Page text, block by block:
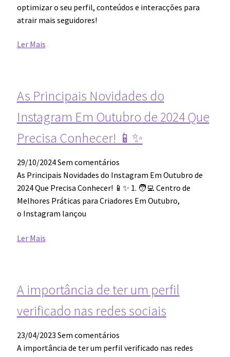
optimizar o seu perfil, conteúdos e interacções para
atrair mais seguidores!
Ler Mais
As Principais Novidades do
Instagram Em Outubro de 2024 Que
Precisa Conhecer! 📱✨​
29/10/2024Sem comentários
As Principais Novidades do Instagram Em Outubro de
2024 Que Precisa Conhecer! 📱✨ 1. 🧑‍💻 Centro de
Melhores Práticas para Criadores Em Outubro,
o Instagram lançou
Ler Mais
A importância de ter um perfil
verificado nas redes sociais
23/04/2023 Sem comentários
A importância de ter um perfil verificado nas redes